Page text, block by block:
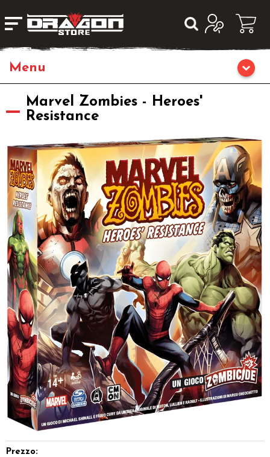
Home
Librigame
Editoria
Giochi di Carte Collezionabili
Miniature
Dadi
Accessori
Giocattoli e Gadget
Offerte del Dragone
Marvel Zombies - Heroes'
Resistance
Prezzo: